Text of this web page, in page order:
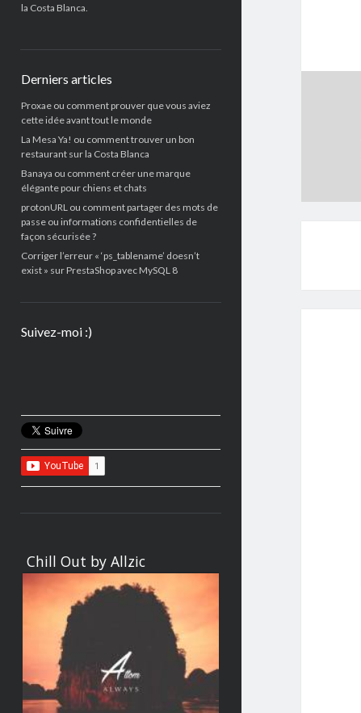
la Costa Blanca.
Derniers articles
Proxae ou comment prouver que vous aviez
cette idée avant tout le monde
La Mesa Ya! ou comment trouver un bon
restaurant sur la Costa Blanca
Banaya ou comment créer une marque
élégante pour chiens et chats
protonURL ou comment partager des mots de
passe ou informations confidentielles de
façon sécurisée ?
Corriger l’erreur « ‘ps_tablename’ doesn’t
exist » sur PrestaShop avec MySQL 8
Suivez-moi :)